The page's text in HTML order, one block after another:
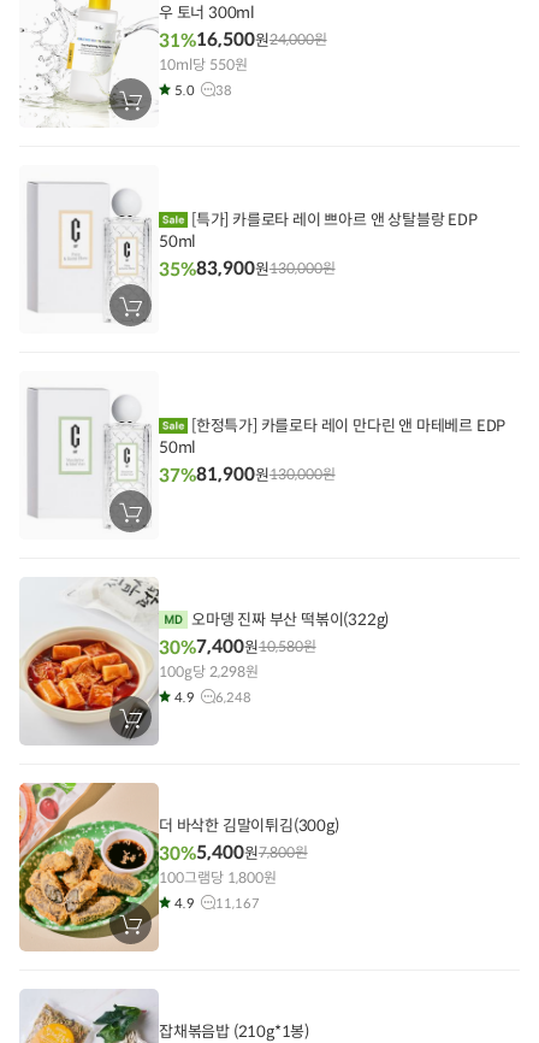
장
바
우 토너 300ml
31%16,500원24,000원
10ml당 550원
5.0 38
장
바
50ml
35%83,900원130,000원
장
바
에
담
기
50ml
37%81,900원130,000원
장
바
에
기
오마뎅 진짜 부산 떡볶이(322g)
30%7,400원10,580원
100g당 2,298원
4.9 6,248
장
바
에
담
기
더 바삭한 김말이튀김(300g)
30%5,400원7,800원
100그램당 1,800원
4.9 11,167
잡채볶음밥 (210g*1봉)